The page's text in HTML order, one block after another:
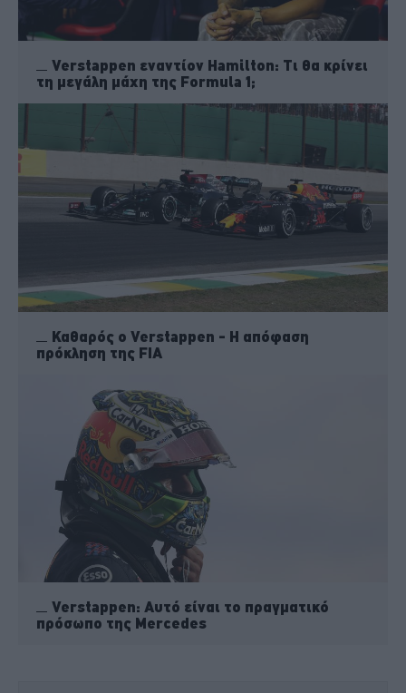
Verstappen εναντίον Hamilton: Τι θα κρίνει
τη μεγάλη μάχη της Formula 1;
Καθαρός ο Verstappen - H απόφαση
πρόκληση της FIA
Verstappen: Αυτό είναι το πραγματικό
πρόσωπο της Mercedes